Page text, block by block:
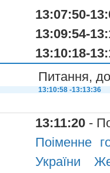
13:07:50-
13:09:54-
13:10:18-
Питання,
13:10:58 -13:13:36
13:11:20 -
Поіменне
України